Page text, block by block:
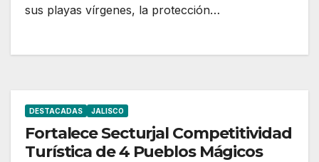
sus playas vírgenes, la protección…
DESTACADAS JALISCO
Fortalece Secturjal Competitividad
Turística de 4 Pueblos Mágicos